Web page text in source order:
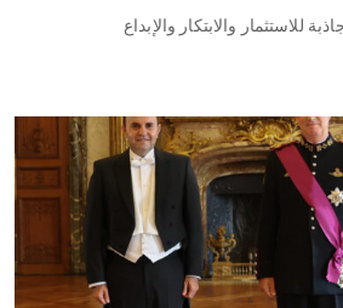
للاستثمار والابتكار والإبداع